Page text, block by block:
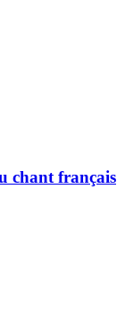
chant français